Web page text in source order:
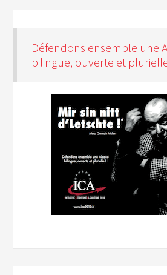
Défendons ensemble une
bilingue, ouverte et